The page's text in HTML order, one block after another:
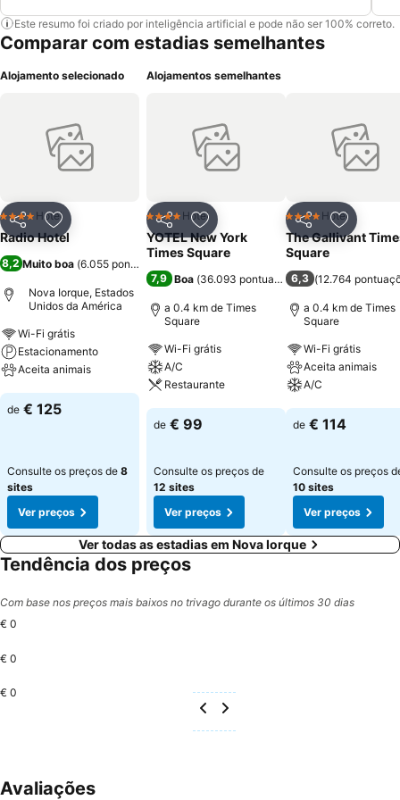
Este resumo foi criado por inteligência artificial e pode não ser 100% correto.
Comparar com estadias semelhantes
Alojamento selecionado
PartilharAdicionar aos favoritos
4 EstrelasHotel
Radio Hotel
8,2 Muito boa (6.055 pontuações
Nova Iorque, Estados
Unidos da América
Wi-Fi grátis
Estacionamento
Aceita animais
Ver preços
de € 125
Consulte os preços de 8
sites
Ver preços
Alojamentos semelhantes
PartilharAdicionar aos favoritos
4 EstrelasHotel
YOTEL New York
Times Square
7,9 Boa (36.093 pontuações)
a 0.4 km de Times
Square
Wi-Fi grátis
A/C
Restaurante
Ver preços
de € 99
Consulte os preços de
12 sites
Ver preços
Partilhar
4 EstrelasHotel
The Gallivant
Square
6,3 (12.764
a 0.4 km de Times
Square
Wi-Fi grátis
Aceita animais
A/C
Ver preços
de € 114
Consulte os preços
10 sites
Ver preços
Ver todas as estadias em Nova Iorque
Tendência dos preços
Com base nos preços mais baixos no trivago durante os últimos 30 dias
€ 0
€ 0
€ 0
Avaliações